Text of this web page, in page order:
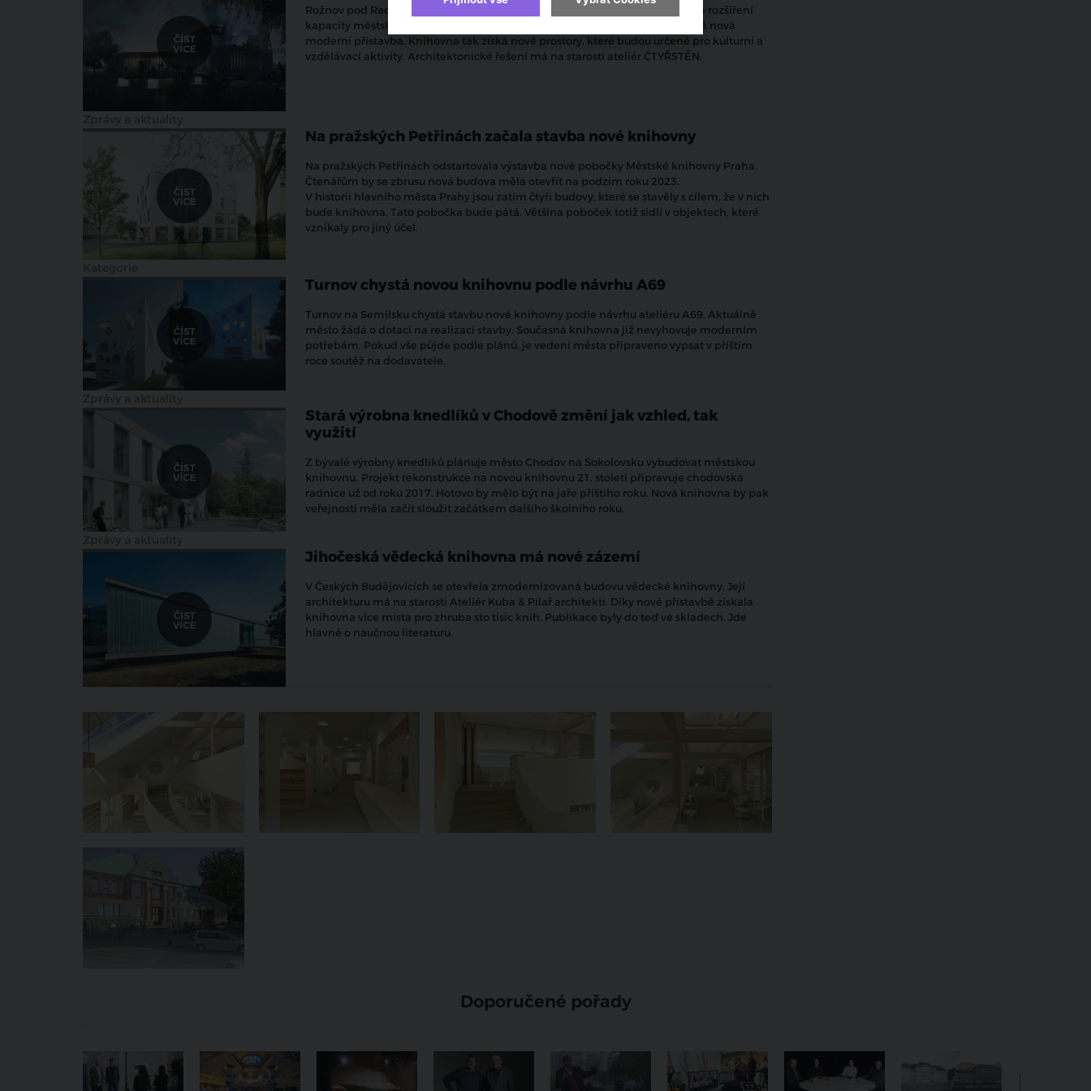
Rožnov pod Radhoštěm se konečně dočká dlouho plánovaného projektu na rozšíření
kapacity městské knihovny. Stávající vila projde rekonstrukcí a přibude ještě nová
moderní přístavba. Knihovna tak získá nové prostory, které budou určené pro kulturní a
vzdělávací aktivity. Architektonické řešení má na starosti ateliér ČTYŘSTĚN.
Na pražských Petřinách začala stavba nové knihovny
Na pražských Petřinách odstartovala výstavba nové pobočky Městské knihovny Praha.
Čtenářům by se zbrusu nová budova měla otevřít na podzim roku 2023.
V historii hlavního města Prahy jsou zatím čtyři budovy, které se stavěly s cílem, že v nich
bude knihovna. Tato pobočka bude pátá. Většina poboček totiž sídlí v objektech, které
vznikaly pro jiný účel.
Turnov chystá novou knihovnu podle návrhu A69
Turnov na Semilsku chystá stavbu nové knihovny podle návrhu ateliéru A69. Aktuálně
město žádá o dotaci na realizaci stavby. Současná knihovna již nevyhovuje moderním
potřebám. Pokud vše půjde podle plánů, je vedení města připraveno vypsat v příštím
roce soutěž na dodavatele.
Stará výrobna knedlíků v Chodově změní jak vzhled, tak
využití
Z bývalé výrobny knedlíků plánuje město Chodov na Sokolovsku vybudovat městskou
knihovnu. Projekt rekonstrukce na novou knihovnu 21. století připravuje chodovská
radnice už od roku 2017. Hotovo by mělo být na jaře příštího roku. Nová knihovna by pak
veřejnosti měla začít sloužit začátkem dalšího školního roku.
Jihočeská vědecká knihovna má nové zázemí
V Českých Budějovicích se otevřela zmodernizovaná budovu vědecké knihovny. Její
architekturu má na starosti Ateliér Kuba & Pilař architekti. Díky nové přístavbě získala
knihovna více místa pro zhruba sto tisíc knih. Publikace byly do teď ve skladech. Jde
hlavně o naučnou literaturu.
Doporučené pořady